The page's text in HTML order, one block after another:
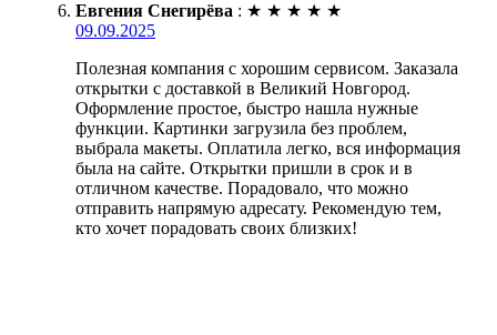
Евгения Снегирёва : ★ ★ ★ ★ ★
09.09.2025
Полезная компания с хорошим сервисом. Заказала
открытки с доставкой в Великий Новгород.
Оформление простое, быстро нашла нужные
функции. Картинки загрузила без проблем,
выбрала макеты. Оплатила легко, вся информация
была на сайте. Открытки пришли в срок и в
отличном качестве. Порадовало, что можно
отправить напрямую адресату. Рекомендую тем,
кто хочет порадовать своих близких!